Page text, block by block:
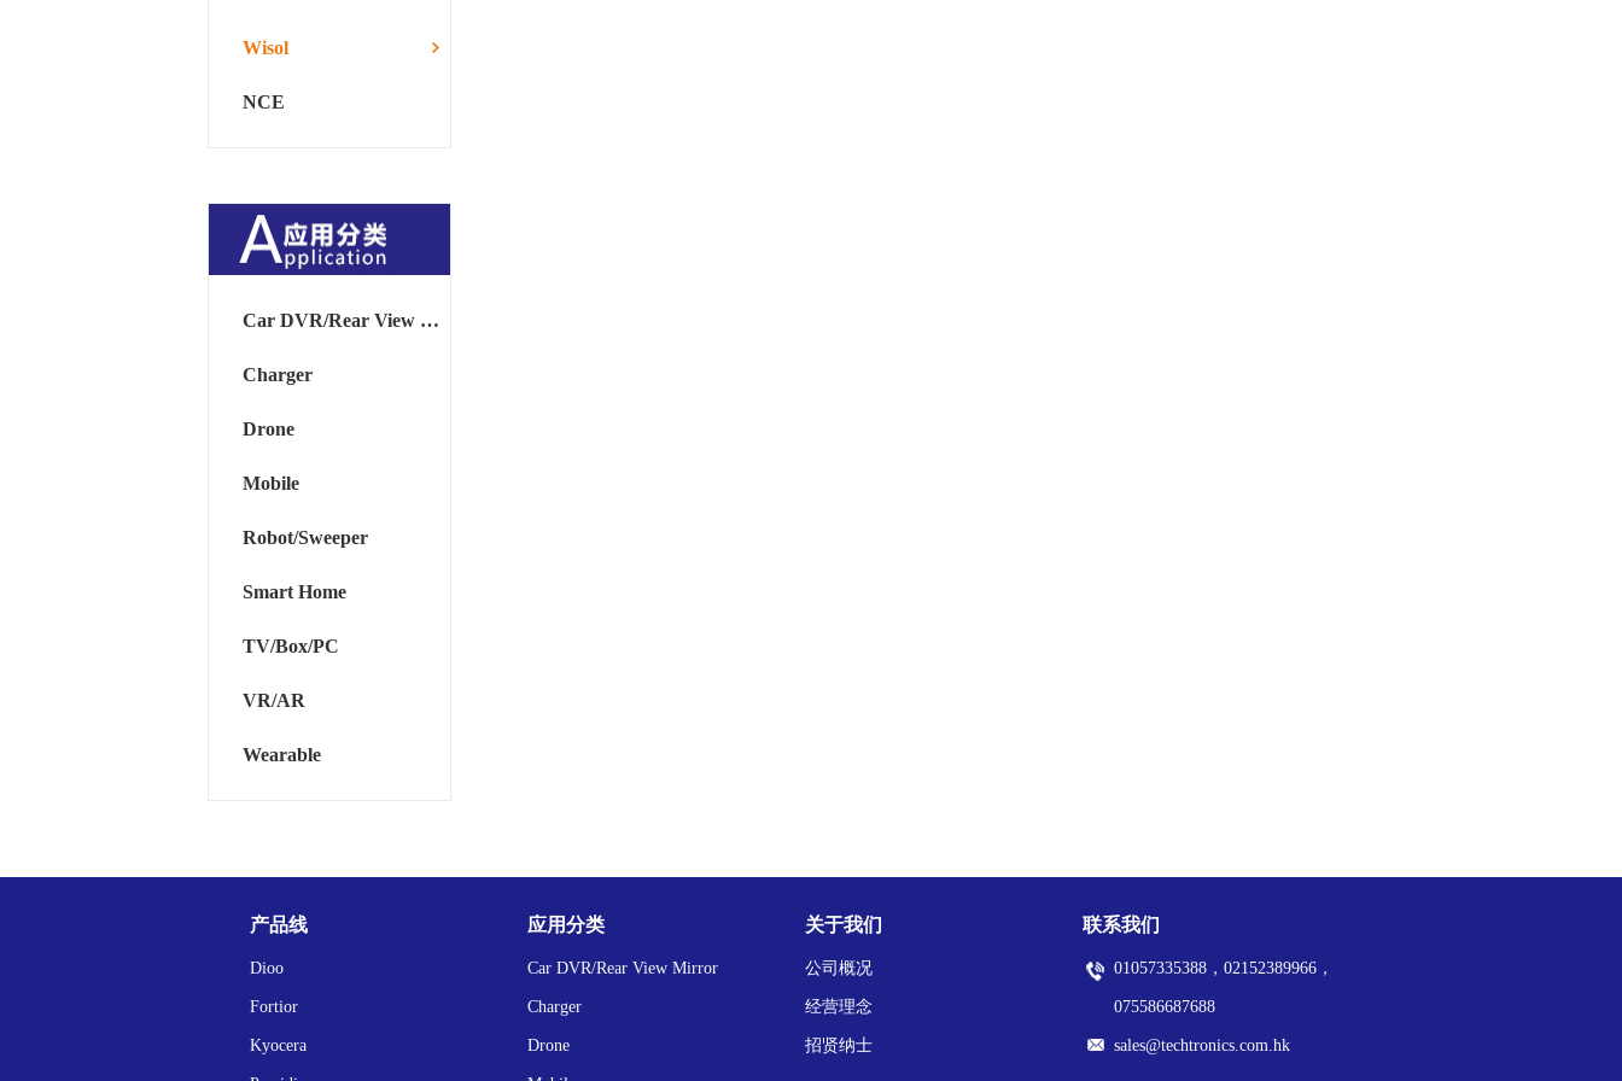
Wisol
NCE
Car DVR/Rear View Mirror
Charger
Drone
Mobile
Robot/Sweeper
Smart Home
TV/Box/PC
VR/AR
Wearable
产品线
Dioo
Fortior
Kyocera
应用分类
Car DVR/Rear View Mirror
Charger
Drone
关于我们
公司概况
经营理念
招贤纳士
联系我们
01057335388，02152389966，
075586687688
sales@techtronics.com.hk